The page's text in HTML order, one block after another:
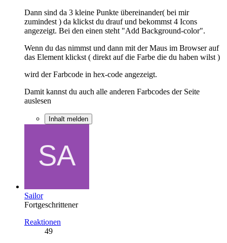
Dann sind da 3 kleine Punkte übereinander( bei mir
zumindest ) da klickst du drauf und bekommst 4 Icons
angezeigt. Bei den einen steht "Add Background-color".
Wenn du das nimmst und dann mit der Maus im Browser auf
das Element klickst ( direkt auf die Farbe die du haben wilst )
wird der Farbcode in hex-code angezeigt.
Damit kannst du auch alle anderen Farbcodes der Seite
auslesen
Inhalt melden
Sailor
Fortgeschrittener
Reaktionen
49